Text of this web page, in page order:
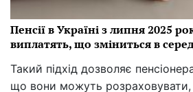
Пенсії в Україні з липня 2025
виплатять, що зміниться в
Такий підхід дозволяє
що вони можуть